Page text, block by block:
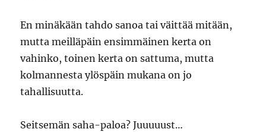
En minäkään tahdo sanoa tai väittää mitään,
mutta meilläpäin ensimmäinen kerta on
vahinko, toinen kerta on sattuma, mutta
kolmannesta ylöspäin mukana on jo
tahallisuutta.
Seitsemän saha-paloa? Juuuuust…